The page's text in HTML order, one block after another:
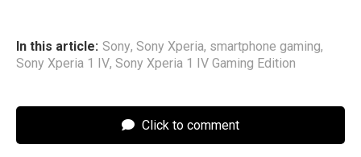
In this article: Sony, Sony Xperia, smartphone gaming,
Sony Xperia 1 IV, Sony Xperia 1 IV Gaming Edition
Click to comment